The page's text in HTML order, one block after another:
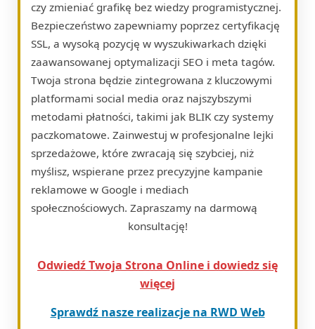
czy zmieniać grafikę bez wiedzy programistycznej.
Bezpieczeństwo zapewniamy poprzez certyfikację
SSL, a wysoką pozycję w wyszukiwarkach dzięki
zaawansowanej optymalizacji SEO i meta tagów.
Twoja strona będzie zintegrowana z kluczowymi
platformami social media oraz najszybszymi
metodami płatności, takimi jak BLIK czy systemy
paczkomatowe. Zainwestuj w profesjonalne lejki
sprzedażowe, które zwracają się szybciej, niż
myślisz, wspierane przez precyzyjne kampanie
reklamowe w Google i mediach
społecznościowych. Zapraszamy na darmową
konsultację!
Odwiedź Twoja Strona Online i dowiedz się
więcej
Sprawdź nasze realizacje na RWD Web